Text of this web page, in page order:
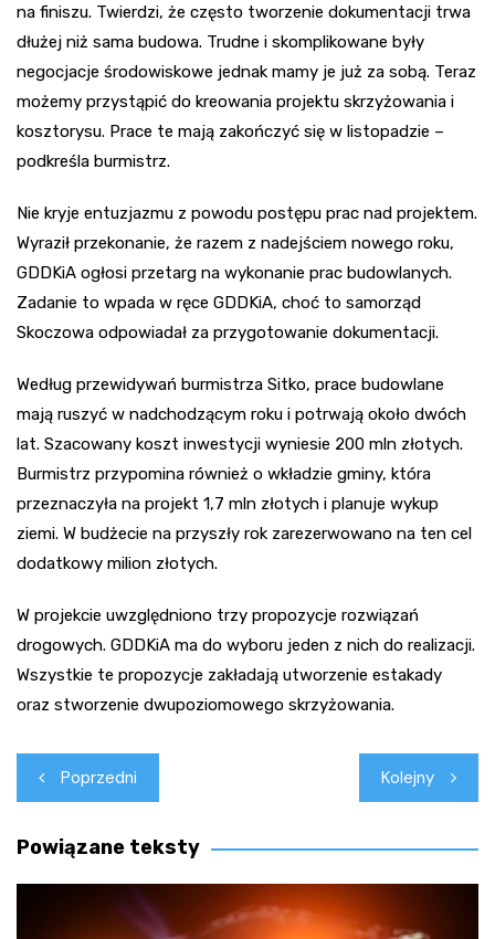
na finiszu. Twierdzi, że często tworzenie dokumentacji trwa
dłużej niż sama budowa. Trudne i skomplikowane były
negocjacje środowiskowe jednak mamy je już za sobą. Teraz
możemy przystąpić do kreowania projektu skrzyżowania i
kosztorysu. Prace te mają zakończyć się w listopadzie –
podkreśla burmistrz.
Nie kryje entuzjazmu z powodu postępu prac nad projektem.
Wyraził przekonanie, że razem z nadejściem nowego roku,
GDDKiA ogłosi przetarg na wykonanie prac budowlanych.
Zadanie to wpada w ręce GDDKiA, choć to samorząd
Skoczowa odpowiadał za przygotowanie dokumentacji.
Według przewidywań burmistrza Sitko, prace budowlane
mają ruszyć w nadchodzącym roku i potrwają około dwóch
lat. Szacowany koszt inwestycji wyniesie 200 mln złotych.
Burmistrz przypomina również o wkładzie gminy, która
przeznaczyła na projekt 1,7 mln złotych i planuje wykup
ziemi. W budżecie na przyszły rok zarezerwowano na ten cel
dodatkowy milion złotych.
W projekcie uwzględniono trzy propozycje rozwiązań
drogowych. GDDKiA ma do wyboru jeden z nich do realizacji.
Wszystkie te propozycje zakładają utworzenie estakady
oraz stworzenie dwupoziomowego skrzyżowania.
Nawigacja
wpisu
Poprzedni Kolejny
Powiązane teksty